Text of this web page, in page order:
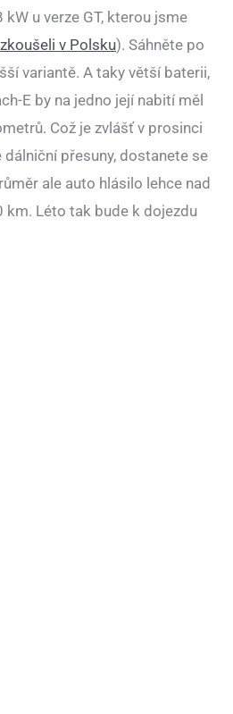
u verze GT, kterou jsme
v Polsku). Sáhněte po
variantě. A taky větší baterii,
E by na jedno její nabití měl
Což je zvlášť v prosinci
přesuny, dostanete se
ale auto hlásilo lehce nad
Léto tak bude k dojezdu